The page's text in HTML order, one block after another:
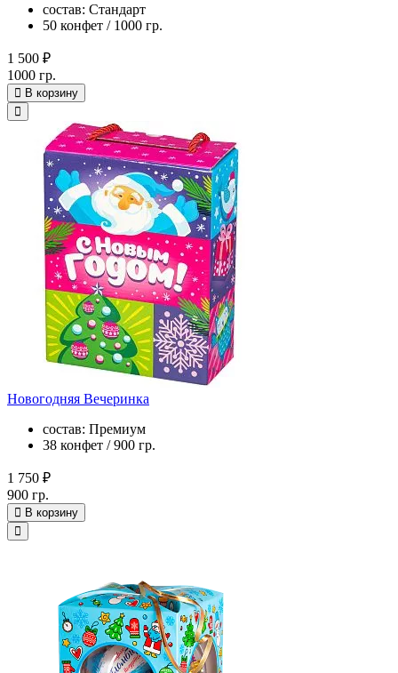
состав: Стандарт
50 конфет / 1000 гр.
1 500 ₽
1000 гр.
В корзину
Новогодняя Вечеринка
состав: Премиум
38 конфет / 900 гр.
1 750 ₽
900 гр.
В корзину